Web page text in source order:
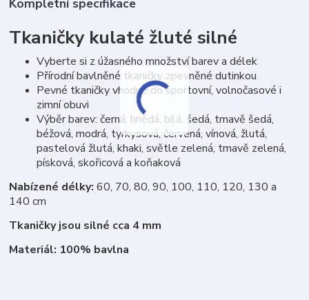
Kompletní specifikace
Tkaničky kulaté žluté silné
Vyberte si z úžasného množství barev a délek
Přírodní bavlněné tkaničky zpevněné dutinkou
Pevné tkaničky vhodné do sportovní, volnočasové i
zimní obuvi
Výběr barev: černá, hnědá, bílá, šedá, tmavě šedá,
béžová, modrá, tyrkysová, červená, vínová, žlutá,
pastelová žlutá, khaki, světle zelená, tmavě zelená,
písková, skořicová a koňaková
Nabízené délky: 60, 70, 80, 90, 100, 110, 120, 130 a
140 cm
Tkaničky jsou silné cca 4 mm
Materiál: 100% bavlna